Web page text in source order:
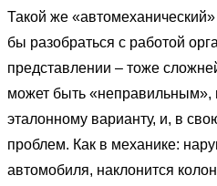
Такой же «автомеханический»
бы разобраться с работой
представлении – тоже
может быть «неправильным»,
эталонному варианту, и, в
проблем. Как в механике:
автомобиля, наклонится